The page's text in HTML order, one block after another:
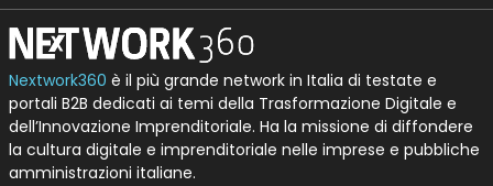
Nextwork360 è il più grande network in Italia di testate e
portali B2B dedicati ai temi della Trasformazione Digitale e
dell’Innovazione Imprenditoriale. Ha la missione di diffondere
la cultura digitale e imprenditoriale nelle imprese e pubbliche
amministrazioni italiane.